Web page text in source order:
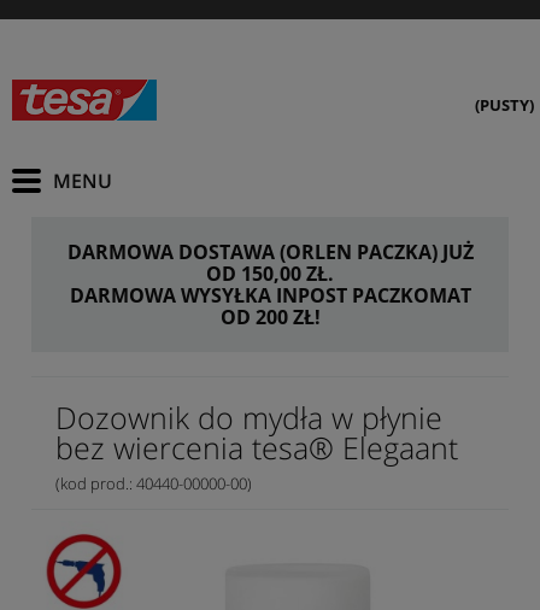
(PUSTY)
DARMOWA DOSTAWA (ORLEN PACZKA) JUŻ
OD 150,00 ZŁ.
DARMOWA WYSYŁKA INPOST PACZKOMAT
OD 200 ZŁ!
Dozownik do mydła w płynie
bez wiercenia tesa® Elegaant
(kod prod.: 40440-00000-00)